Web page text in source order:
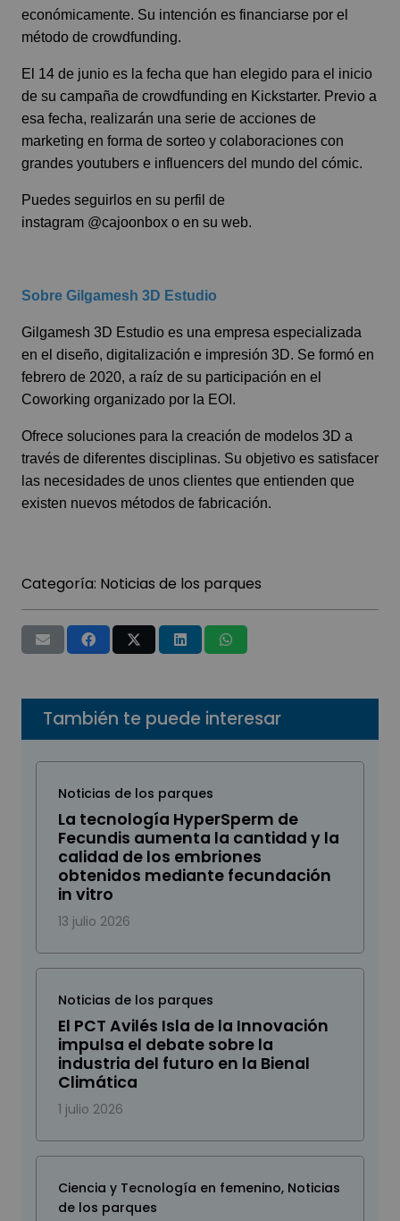
económicamente. Su intención es financiarse por el
método de crowdfunding.
El 14 de junio es la fecha que han elegido para el inicio
de su campaña de crowdfunding en Kickstarter. Previo a
esa fecha, realizarán una serie de acciones de
marketing en forma de sorteo y colaboraciones con
grandes youtubers e influencers del mundo del cómic.
Puedes seguirlos en su perfil de
instagram @cajoonbox o en su web.
Sobre Gilgamesh 3D Estudio
Gilgamesh 3D Estudio es una empresa especializada
en el diseño, digitalización e impresión 3D. Se formó en
febrero de 2020, a raíz de su participación en el
Coworking organizado por la EOI.
Ofrece soluciones para la creación de modelos 3D a
través de diferentes disciplinas. Su objetivo es satisfacer
las necesidades de unos clientes que entienden que
existen nuevos métodos de fabricación.
Categoría: Noticias de los parques
También te puede interesar
Noticias de los parques
La tecnología HyperSperm de
Fecundis aumenta la cantidad y la
calidad de los embriones
obtenidos mediante fecundación
in vitro
13 julio 2026
Noticias de los parques
El PCT Avilés Isla de la Innovación
impulsa el debate sobre la
industria del futuro en la Bienal
Climática
1 julio 2026
Ciencia y Tecnología en femenino, Noticias
de los parques